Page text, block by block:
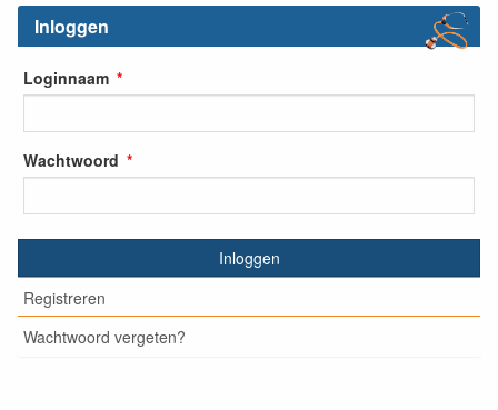
Inloggen
Loginnaam
Wachtwoord
Inloggen
Registreren
Wachtwoord vergeten?